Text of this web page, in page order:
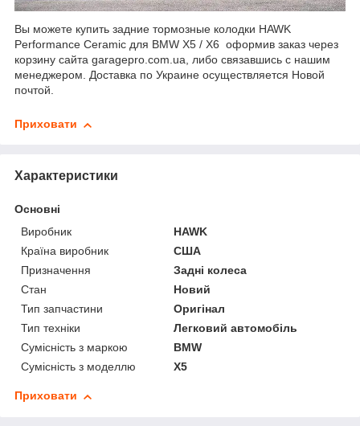
Вы можете купить задние тормозные колодки HAWK
Performance Ceramic для BMW X5 / X6 оформив заказ через
корзину сайта garagepro.com.ua, либо связавшись с нашим
менеджером. Доставка по Украине осуществляется Новой
почтой.
Приховати
Характеристики
Основні
Виробник
HAWK
Країна виробник
США
Призначення
Задні колеса
Стан
Новий
Тип запчастини
Оригінал
Тип техніки
Легковий автомобіль
Сумісність з маркою
BMW
Сумісність з моделлю
X5
Приховати